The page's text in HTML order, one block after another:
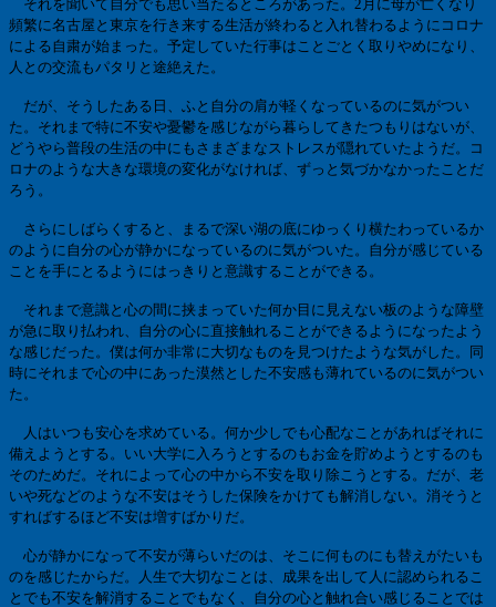
それを聞いて自分でも思い当たるところがあった。 2 月に母が亡くなり
頻繁に名古屋と東京を行き来する生活が終わると入れ替わるようにコロナ
による自粛が始まった。予定していた行事はことごとく取りやめになり、
人との交流もパタリと途絶えた。
だが、そうしたある日、ふと自分の肩が軽くなっているのに気がつい
た。それまで特に不安や憂鬱を感じながら暮らしてきたつもりはないが、
どうやら普段の生活の中にもさまざまなストレスが隠れていたようだ。コ
ロナのような大きな環境の変化がなければ、ずっと気づかなかったことだ
ろう。
さらにしばらくすると、まるで深い湖の底にゆっくり横たわっているか
のように自分の心が静かになっているのに気がついた。自分が感じている
ことを手にとるようにはっきりと意識することができる。
それまで意識と心の間に挟まっていた何か目に見えない板のような障壁
が急に取り払われ、自分の心に直接触れることができるようになったよう
な感じだった。僕は何か非常に大切なものを見つけたような気がした。同
時にそれまで心の中にあった漠然とした不安感も薄れているのに気がつい
た。
人はいつも安心を求めている。何か少しでも心配なことがあればそれに
備えようとする。いい大学に入ろうとするのもお金を貯めようとするのも
そのためだ。それによって心の中から不安を取り除こうとする。だが、老
いや死などのような不安はそうした保険をかけても解消しない。消そうと
すればするほど不安は増すばかりだ。
心が静かになって不安が薄らいだのは、そこに何ものにも替えがたいも
のを感じたからだ。人生で大切なことは、成果を出して人に認められるこ
とでも不安を解消することでもなく、自分の心と触れ合い感じることでは